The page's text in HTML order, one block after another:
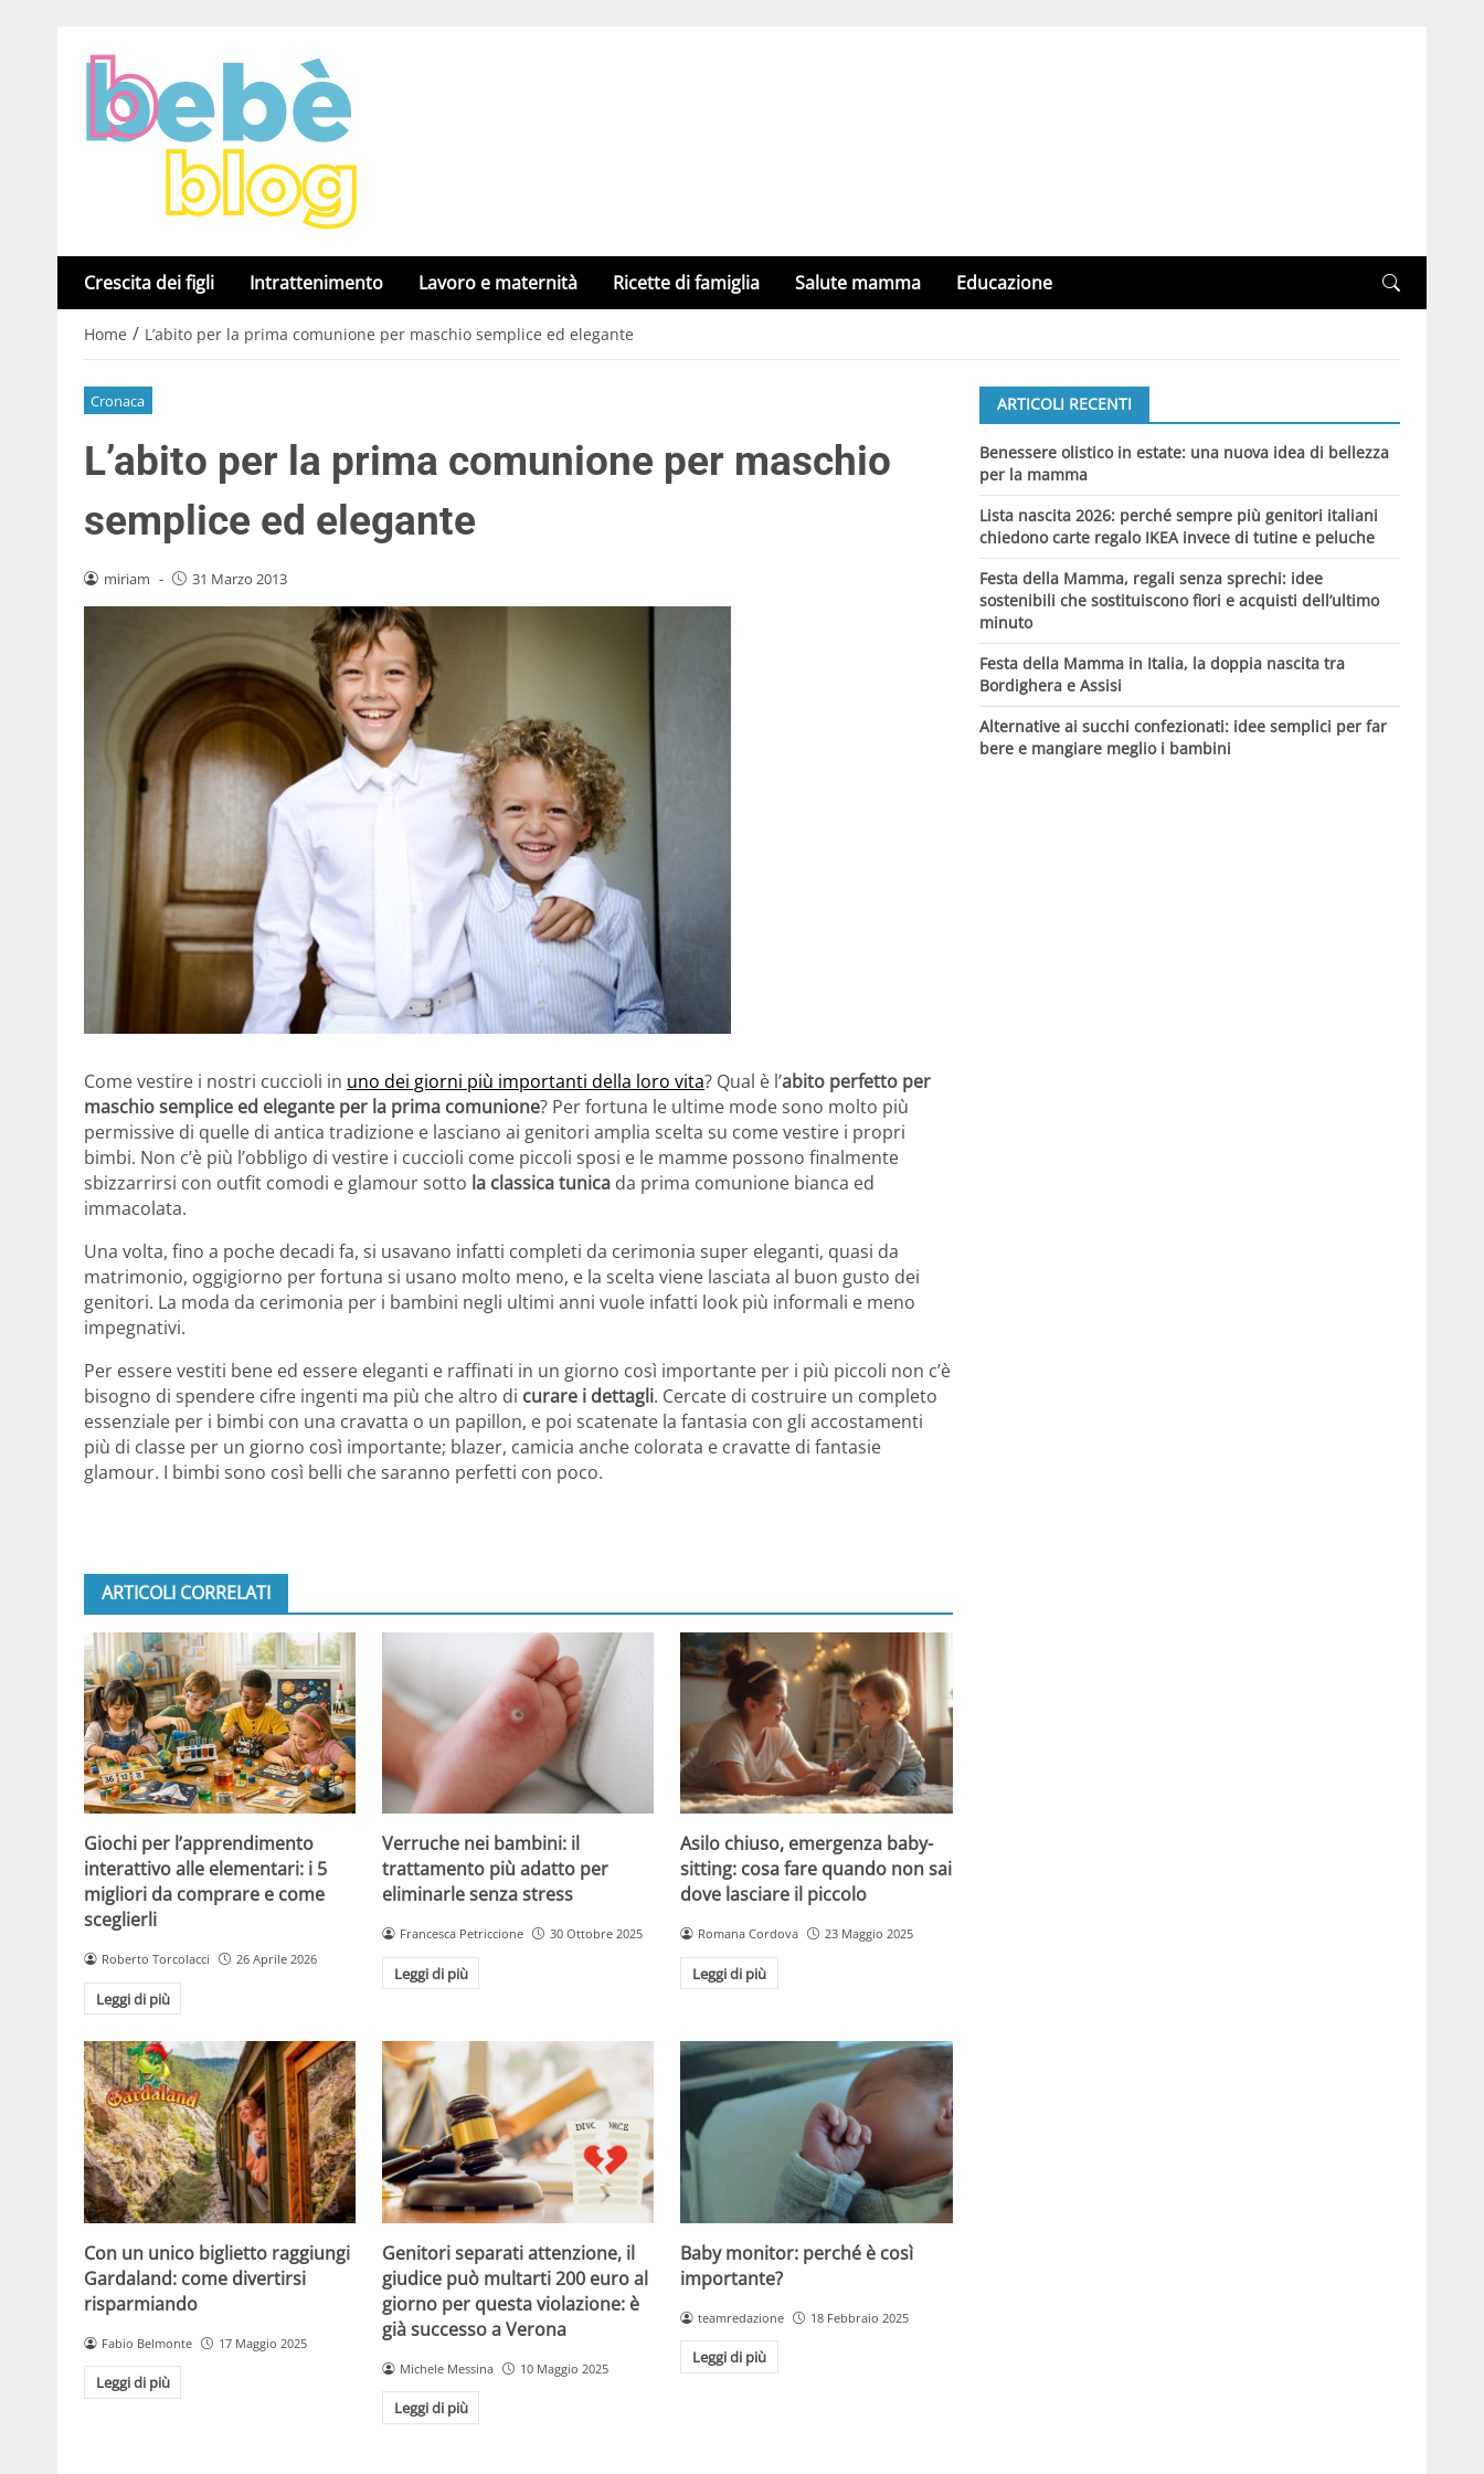
Crescita dei figli Intrattenimento Lavoro e maternità Ricette di famiglia Salute mamma Educazione
Home / L’abito per la prima comunione per maschio semplice ed elegante
Cronaca
L’abito per la prima comunione per maschio
semplice ed elegante
miriam - 31 Marzo 2013
Come vestire i nostri cuccioli in uno dei giorni più importanti della loro vita? Qual è l’abito perfetto per
maschio semplice ed elegante per la prima comunione? Per fortuna le ultime mode sono molto più
permissive di quelle di antica tradizione e lasciano ai genitori amplia scelta su come vestire i propri
bimbi. Non c’è più l’obbligo di vestire i cuccioli come piccoli sposi e le mamme possono finalmente
sbizzarrirsi con outfit comodi e glamour sotto la classica tunica da prima comunione bianca ed
immacolata.
Una volta, fino a poche decadi fa, si usavano infatti completi da cerimonia super eleganti, quasi da
matrimonio, oggigiorno per fortuna si usano molto meno, e la scelta viene lasciata al buon gusto dei
genitori. La moda da cerimonia per i bambini negli ultimi anni vuole infatti look più informali e meno
impegnativi.
Per essere vestiti bene ed essere eleganti e raffinati in un giorno così importante per i più piccoli non c’è
bisogno di spendere cifre ingenti ma più che altro di curare i dettagli. Cercate di costruire un completo
essenziale per i bimbi con una cravatta o un papillon, e poi scatenate la fantasia con gli accostamenti
più di classe per un giorno così importante; blazer, camicia anche colorata e cravatte di fantasie
glamour. I bimbi sono così belli che saranno perfetti con poco.
ARTICOLI CORRELATI
Giochi per l’apprendimento
interattivo alle elementari: i 5
migliori da comprare e come
sceglierli
Roberto Torcolacci 26 Aprile 2026
Leggi di più
Verruche nei bambini: il
trattamento più adatto per
eliminarle senza stress
Francesca Petriccione 30 Ottobre 2025
Leggi di più
Asilo chiuso, emergenza baby-
sitting: cosa fare quando non sai
dove lasciare il piccolo
Romana Cordova 23 Maggio 2025
Leggi di più
Con un unico biglietto raggiungi
Gardaland: come divertirsi
risparmiando
Fabio Belmonte 17 Maggio 2025
Leggi di più
Genitori separati attenzione, il
giudice può multarti 200 euro al
giorno per questa violazione: è
già successo a Verona
Michele Messina 10 Maggio 2025
Leggi di più
Baby monitor: perché è così
importante?
teamredazione 18 Febbraio 2025
Leggi di più
ARTICOLI RECENTI
Benessere olistico in estate: una nuova idea di bellezza
per la mamma
Lista nascita 2026: perché sempre più genitori italiani
chiedono carte regalo IKEA invece di tutine e peluche
Festa della Mamma, regali senza sprechi: idee
sostenibili che sostituiscono fiori e acquisti dell’ultimo
minuto
Festa della Mamma in Italia, la doppia nascita tra
Bordighera e Assisi
Alternative ai succhi confezionati: idee semplici per far
bere e mangiare meglio i bambini